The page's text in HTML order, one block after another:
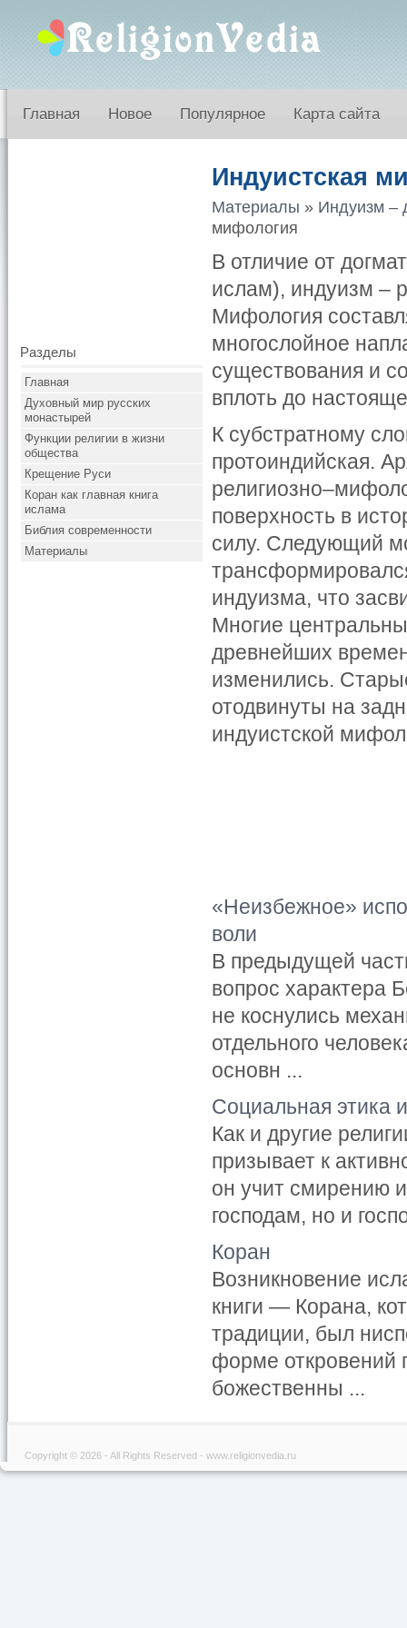
Главная Новое Популярное Карта сайта
Разделы
Главная
Духовный мир русских
монастырей
Функции религии в жизни
общества
Крещение Руси
Коран как главная книга
ислама
Библия современности
Материалы
Индуистская
Материалы » Индуизм –
мифология
В отличие от
ислам), индуизм –
Мифология
многослойное
существования и
вплоть до
К субстратному
протоиндийская.
поверхность в
силу. Следующий
индуизма, что
Многие
древнейших
изменились.
отодвинуты на
индуистской
«Неизбежное»
воли
В предыдущей
вопрос характера
не коснулись
отдельного
основн ...
Социальная этика
Как и другие
призывает к
он учит смирению
господам, но и
Коран
Возникновение
книги — Корана,
традиции, был
форме откровений
божественны ...
Copyright © 2026 - All Rights Reserved - www.religionvedia.ru